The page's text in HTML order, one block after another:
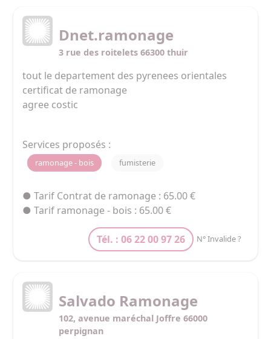
Dnet.ramonage
3 rue des roitelets 66300 thuir
tout le departement des pyrenees orientales
certificat de ramonage
agree costic
Services proposés :
ramonage - bois fumisterie
● Tarif Contrat de ramonage : 65.00 €
● Tarif ramonage - bois : 65.00 €
Tél. : 06 22 00 97 26 N° Invalide ?
Salvado Ramonage
102, avenue maréchal Joffre 66000
perpignan